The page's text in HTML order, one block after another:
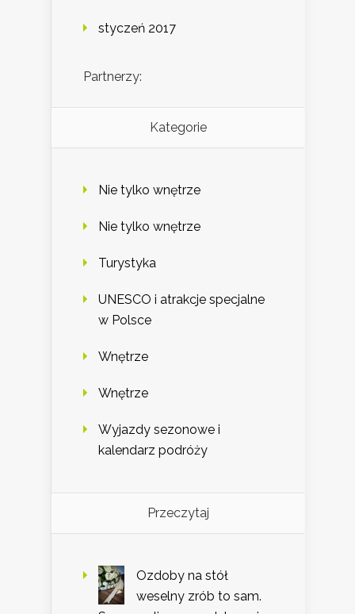
styczeń 2017
Partnerzy:
Kategorie
Nie tylko wnętrze
Nie tylko wnętrze
Turystyka
UNESCO i atrakcje specjalne
w Polsce
Wnętrze
Wnętrze
Wyjazdy sezonowe i
kalendarz podróży
Przeczytaj
Ozdoby na stół
weselny zrób to sam.